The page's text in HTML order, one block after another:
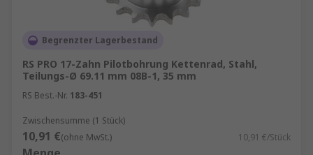
Begrenzter Lagerbestand
RS PRO 17-Zahn Pilotbohrung Kettenrad, Stahl,
Teilungs-Ø 69.11 mm 08B-1, 35 mm
RS Best.-Nr. 183-451
Zwischensumme (1 Stück)
10,91 €(ohne MwSt.) 10,91 €/Stück